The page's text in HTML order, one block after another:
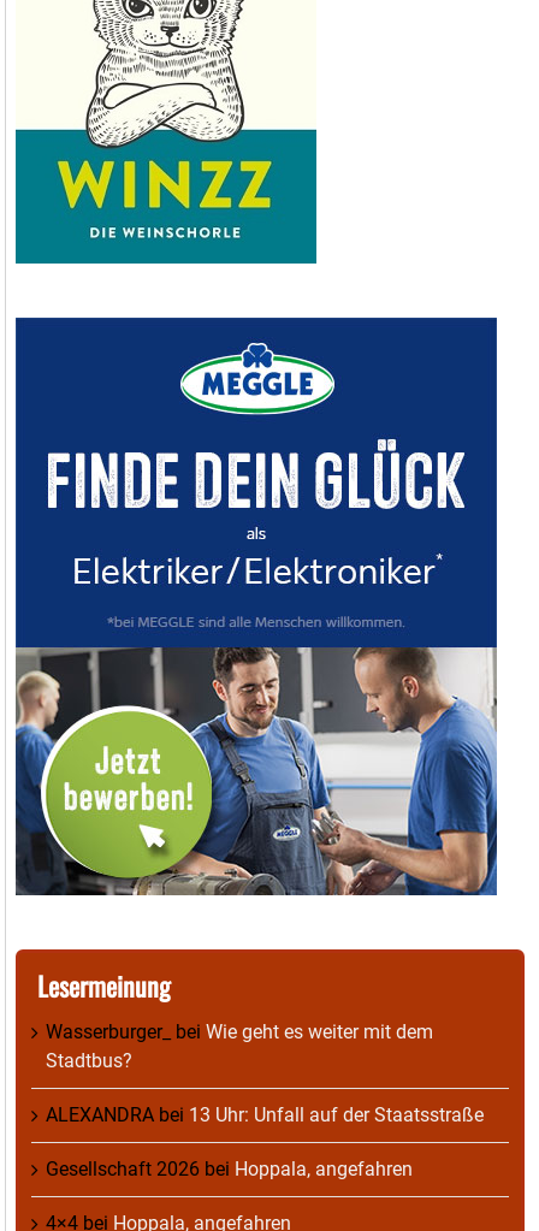
Lesermeinung
Wasserburger_ bei Wie geht es weiter mit dem
Stadtbus?
ALEXANDRA bei 13 Uhr: Unfall auf der Staatsstraße
Gesellschaft 2026 bei Hoppala, angefahren
4×4 bei Hoppala, angefahren